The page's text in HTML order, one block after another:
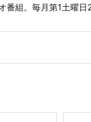
番組。毎月第1土曜日